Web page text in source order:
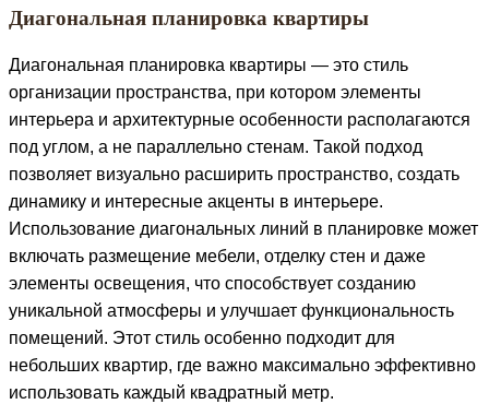
Диагональная планировка квартиры
Диагональная планировка квартиры — это стиль
организации пространства, при котором элементы
интерьера и архитектурные особенности располагаются
под углом, а не параллельно стенам. Такой подход
позволяет визуально расширить пространство, создать
динамику и интересные акценты в интерьере.
Использование диагональных линий в планировке может
включать размещение мебели, отделку стен и даже
элементы освещения, что способствует созданию
уникальной атмосферы и улучшает функциональность
помещений. Этот стиль особенно подходит для
небольших квартир, где важно максимально эффективно
использовать каждый квадратный метр.